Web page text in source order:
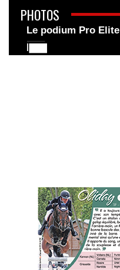
PHOTOS
Le podium Pro Elite